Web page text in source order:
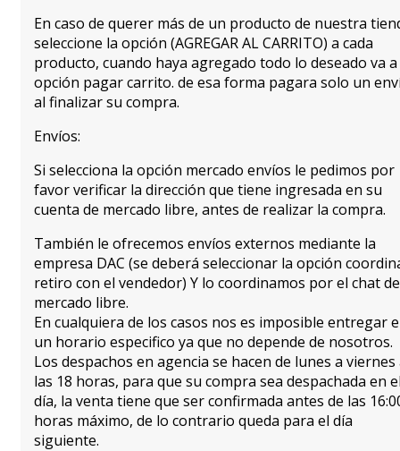
En caso de querer más de un producto de nuestra
seleccione la opción (AGREGAR AL CARRITO) a cada
producto, cuando haya agregado todo lo deseado va
opción pagar carrito. de esa forma pagara solo un
al finalizar su compra.
Envíos:
Si selecciona la opción mercado envíos le pedimos por
favor verificar la dirección que tiene ingresada en su
cuenta de mercado libre, antes de realizar la compra.
También le ofrecemos envíos externos mediante la
empresa DAC (se deberá seleccionar la opción
retiro con el vendedor) Y lo coordinamos por el chat de
mercado libre.
En cualquiera de los casos nos es imposible entregar
un horario especifico ya que no depende de nosotros.
Los despachos en agencia se hacen de lunes a viernes
las 18 horas, para que su compra sea despachada en
día, la venta tiene que ser confirmada antes de las
horas máximo, de lo contrario queda para el día
siguiente.